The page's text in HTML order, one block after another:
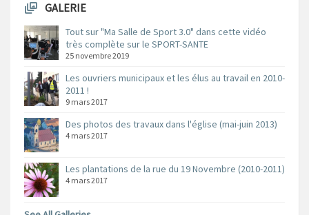
GALERIE
Tout sur "Ma Salle de Sport 3.0" dans cette vidéo
très complète sur le SPORT-SANTE
25 novembre 2019
Les ouvriers municipaux et les élus au travail en 2010-
2011 !
9 mars 2017
Des photos des travaux dans l'église (mai-juin 2013)
4 mars 2017
Les plantations de la rue du 19 Novembre (2010-2011)
4 mars 2017